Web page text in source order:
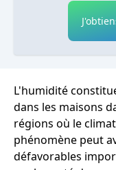
L'humidité
dans les maisons
régions où le
phénomène peut
défavorables